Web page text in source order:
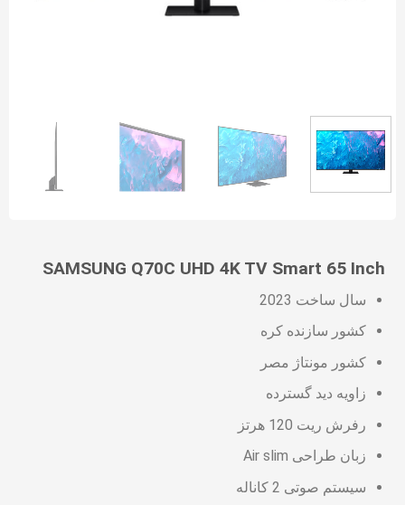
SAMSUNG Q70C UHD 4K TV Smart 65 Inch
سال ساخت 2023
کشور سازنده کره
کشور مونتاژ مصر
زاویه دید گسترده
رفرش ریت 120 هرتز
زبان طراحی Air slim
سیستم صوتی 2 کاناله